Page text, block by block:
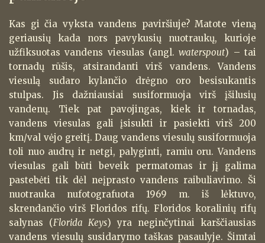
Kas gi čia vyksta vandens paviršiuje? Matote vieną
geriausių kada nors pavykusių nuotraukų, kurioje
užfiksuotas vandens viesulas (angl.waterspout) – tai
tornadų rūšis, atsirandanti virš vandens. Vandens
viesulą sudaro kylančio drėgno oro besisukantis
stulpas. Jis dažniausiai susiformuoja virš įšilusių
vandenų. Tiek pat pavojingas, kiek ir tornadas,
vandens viesulas gali įsisukti ir pasiekti virš 200
km/val vėjo greitį. Daug vandens viesulų susiformuoja
toli nuo audrų ir netgi, palyginti, ramiu oru. Vandens
viesulas gali būti beveik permatomas ir jį galima
pastebėti tik dėl neįprasto vandens raibuliavimo. Ši
nuotrauka nufotografuota 1969 m. iš lėktuvo,
skrendančio virš Floridos rifų. Floridos koralinių rifų
salynas (Florida Keys) yra neginčytinai karščiausias
vandens viesulų susidarymo taškas pasaulyje. Šimtai